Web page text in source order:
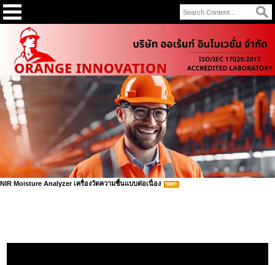
NIR Moisture Analyzer เครื่องวัดความชื้นแบบต่อเนื่อง